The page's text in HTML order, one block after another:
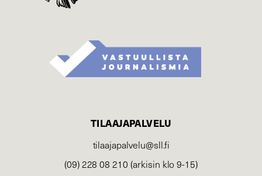
TILAAJAPALVELU
tilaajapalvelu@sll.fi
(09) 228 08 210 (arkisin klo 9-15)